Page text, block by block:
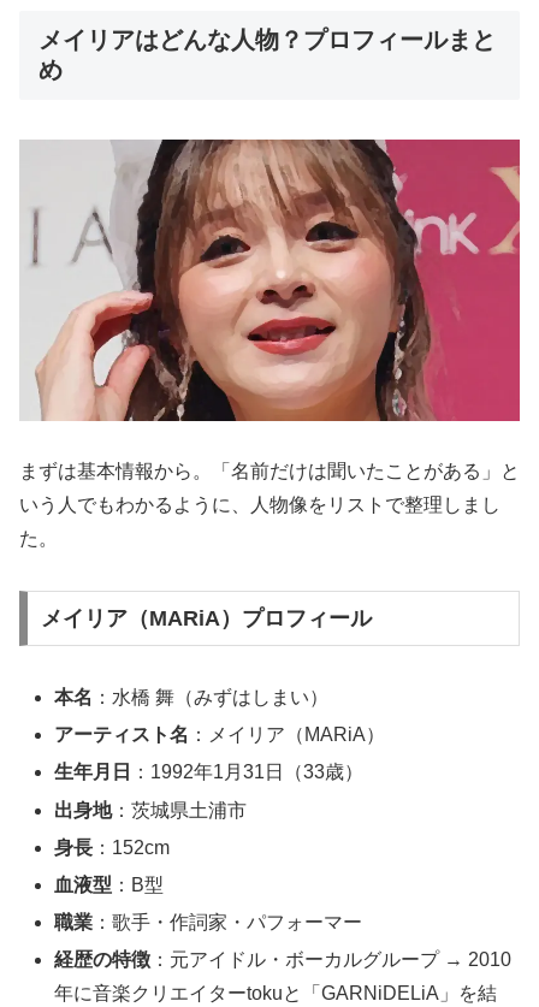
メイリアはどんな人物？プロフィールまと
め
まずは基本情報から。「名前だけは聞いたことがある」と
いう人でもわかるように、人物像をリストで整理しまし
た。
メイリア（MARiA）プロフィール
本名 ：水橋 舞（みずはしまい）
アーティスト名 ：メイリア（MARiA）
生年月日
：1992年1月31日（33歳）
出身地：茨城県土浦市
身長 ：152cm
血液型 ：B型
職業 ：歌手・作詞家・パフォーマー
経歴の特徴 ：元アイドル・ボーカルグループ → 2010
年に音楽クリエイターtokuと「GARNiDELiA」を結